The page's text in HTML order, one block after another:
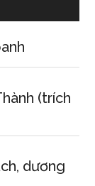
(trích
dương